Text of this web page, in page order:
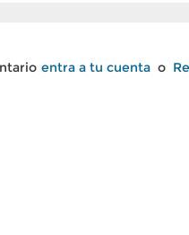
entra a tu cuenta o